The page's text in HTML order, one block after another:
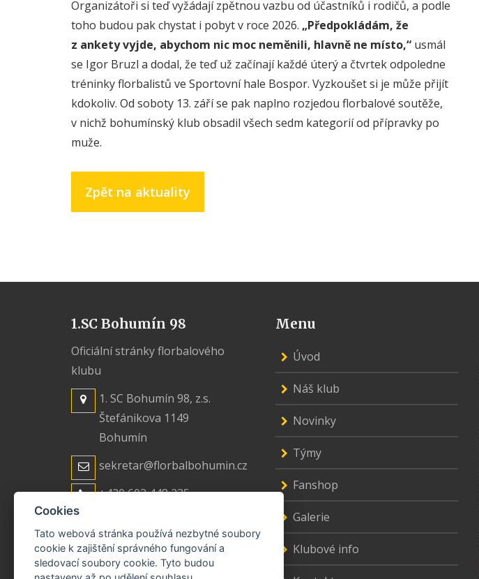
Organizátoři si teď vyžádají zpětnou vazbu od účastníků i rodičů, a podle
toho budou pak chystat i pobyt v roce 2026. „Předpokládám, že
z ankety vyjde, abychom nic moc neměnili, hlavně ne místo,“ usmál
se Igor Bruzl a dodal, že teď už začínají každé úterý a čtvrtek odpoledne
tréninky florbalistů ve Sportovní hale Bospor. Vyzkoušet si je může přijít
kdokoliv. Od soboty 13. září se pak naplno rozjedou florbalové soutěže,
v nichž bohumínský klub obsadil všech sedm kategorií od přípravky po
muže.
Zpět na aktuality
1.SC Bohumín 98
Oficiální stránky florbalového
klubu
1. SC Bohumín 98, z.s.
Štefánikova 1149
Bohumín
sekretar@florbalbohumin.cz
+420 603 448 235
Menu
Úvod
Náš klub
Novinky
Týmy
Fanshop
Galerie
Klubové info
Cookies
Tato webová stránka používá nezbytné soubory
cookie k zajištění správného fungování a
sledovací soubory cookie. Tyto budou